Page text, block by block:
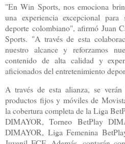
"En Win Sports, nos emociona
una experiencia excepcional
deporte colombiano", afirmó Juan
Sports. "A través de esta
nuestro alcance y reforzamos
contenido de alta calidad y
aficionados del entretenimiento
A través de esta alianza, se
productos fijos y móviles de
la cobertura completa de la Liga
DIMAYOR, Torneo BetPlay
DIMAYOR, Liga Femenina